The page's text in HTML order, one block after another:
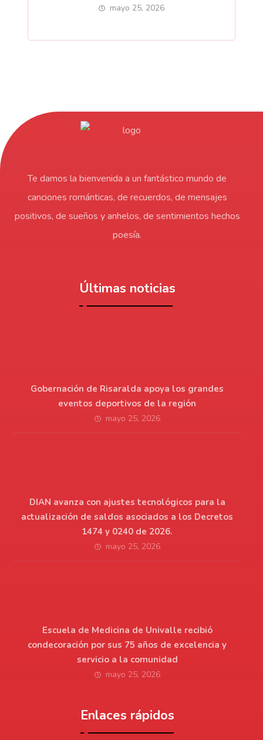
mayo 25, 2026
Te damos la bienvenida a un fantástico mundo de
canciones románticas, de recuerdos, de mensajes
positivos, de sueños y anhelos, de sentimientos hechos
poesía.
Últimas noticias
Gobernación de Risaralda apoya los grandes
eventos deportivos de la región
mayo 25, 2026
DIAN avanza con ajustes tecnológicos para la
actualización de saldos asociados a los Decretos
1474 y 0240 de 2026.
mayo 25, 2026
Escuela de Medicina de Univalle recibió
condecoración por sus 75 años de excelencia y
servicio a la comunidad
mayo 25, 2026
Enlaces rápidos